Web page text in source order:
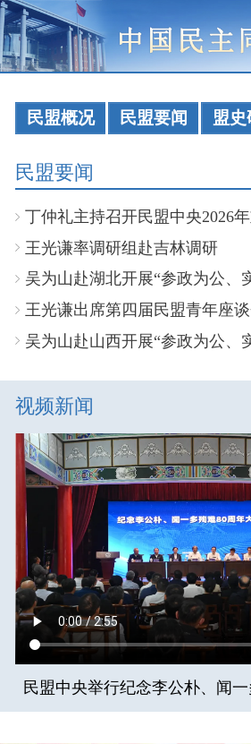
民盟概况 民盟要闻 盟史
民盟要闻
丁仲礼主持召开民盟中央2026
王光谦率调研组赴吉林调研
吴为山赴湖北开展“参政为公、
王光谦出席第四届民盟青年座
吴为山赴山西开展“参政为公、
视频新闻
民盟中央举行纪念李公朴、闻